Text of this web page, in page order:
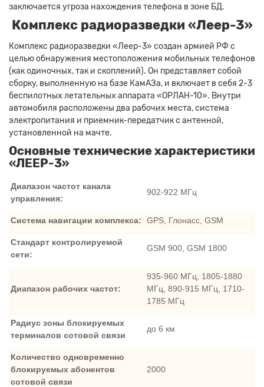
заключается угроза нахождения телефона в зоне БД.
Комплекс радиоразведки «Леер-3»
Комплекс радиоразведки «Леер-3» создан армией РФ с
целью обнаружения местоположения мобильных телефонов
(как одиночных, так и скоплений). Он представляет собой
сборку, выполненную на базе КамАЗа, и включает в себя 2-3
беспилотных летательных аппарата «ОРЛАН-10». Внутри
автомобиля расположены два рабочих места, система
электропитания и приемник-передатчик с антенной,
установленной на мачте.
Основные технические характеристики
«ЛЕЕР-3»
Диапазон частот канала
управления:
902-922 МГц
Система навигации комплекса: GPS, Глонасс, GSM
Стандарт контролируемой
сети:
GSM 900, GSM 1800
Диапазон рабочих частот:
935-960 МГц, 1805-1880
МГц, 890-915 МГц, 1710-
1785 МГц
Радиус зоны блокируемых
терминалов сотовой связи
до 6 км
Количество одновременно
блокируемых абонентов
сотовой связи
2000